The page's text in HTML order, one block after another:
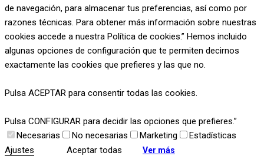
de navegación, para almacenar tus preferencias, así como por
razones técnicas. Para obtener más información sobre nuestras
cookies accede a nuestra Política de cookies.” Hemos incluido
algunas opciones de configuración que te permiten decirnos
exactamente las cookies que prefieres y las que no.
Pulsa ACEPTAR para consentir todas las cookies.
Pulsa CONFIGURAR para decidir las opciones que prefieres.”
Necesarias
No necesarias Marketing
Estadísticas
Ajustes
Aceptar todas Ver más